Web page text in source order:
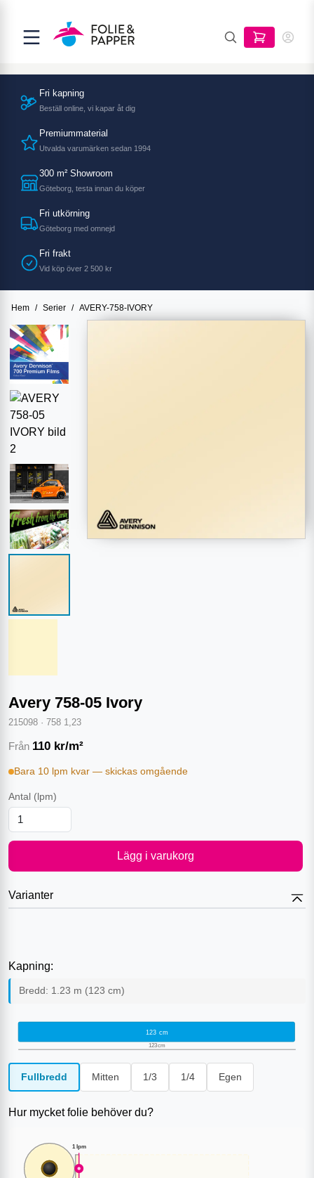
Fri kapning
Beställ online, vi kapar åt dig
Premiummaterial
Utvalda varumärken sedan 1994
300 m² Showroom
Göteborg, testa innan du köper
Fri utkörning
Göteborg med omnejd
Fri frakt
Vid köp över 2 500 kr
Hem / Serier / AVERY-758-IVORY
Avery 758-05 Ivory
215098 · 758 1,23
Från 110 kr/m²
Bara 10 lpm kvar — skickas omgående
Antal (lpm)
Lägg i varukorg
Varianter
Kapning:
Bredd: 1.23 m (123 cm)
123 cm
123cm
Fullbredd Mitten 1/3 1/4 Egen
Hur mycket folie behöver du?
1lpm